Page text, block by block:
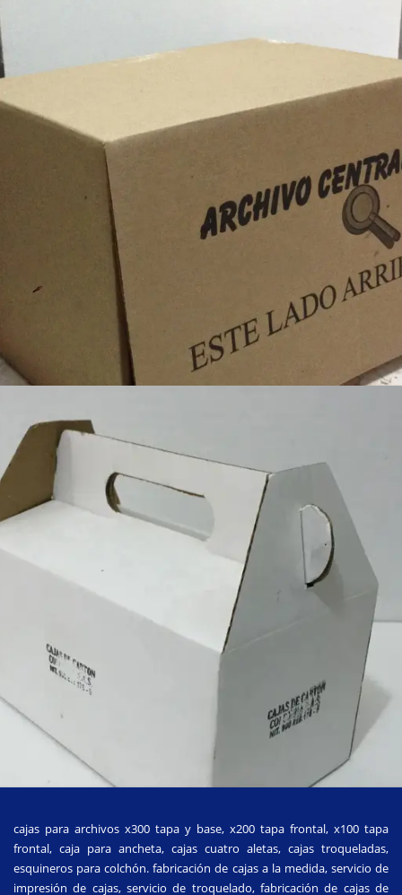
cajas para archivos x300 tapa y base, x200 tapa frontal, x100 tapa
frontal, caja para ancheta, cajas cuatro aletas, cajas troqueladas,
esquineros para colchón. fabricación de cajas a la medida, servicio de
impresión de cajas, servicio de troquelado, fabricación de cajas de